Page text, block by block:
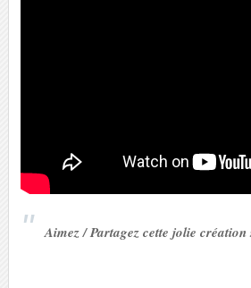
Aimez / Partagez cette jolie